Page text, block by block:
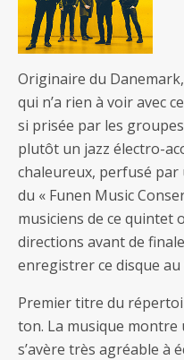
Originaire du
qui n’a rien à voir avec
si prisée par les
plutôt un jazz électro-
chaleureux, perfusé
du « Funen Music
musiciens de ce quintet
directions avant de
enregistrer ce disque
Premier titre du
ton. La musique
s’avère très agréable à